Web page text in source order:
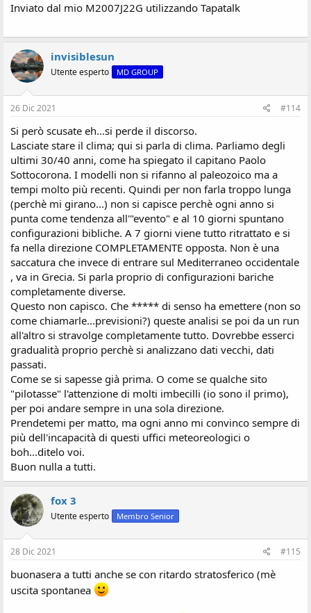
Inviato dal mio M2007J22G utilizzando Tapatalk
invisiblesun
Utente esperto MD GROUP
26 Dic 2021 #114
Si però scusate eh...si perde il discorso.
Lasciate stare il clima; qui si parla di clima. Parliamo degli
ultimi 30/40 anni, come ha spiegato il capitano Paolo
Sottocorona. I modelli non si rifanno al paleozoico ma a
tempi molto più recenti. Quindi per non farla troppo lunga
(perchè mi girano...) non si capisce perchè ogni anno si
punta come tendenza all'"evento" e al 10 giorni spuntano
configurazioni bibliche. A 7 giorni viene tutto ritrattato e si
fa nella direzione COMPLETAMENTE opposta. Non è una
saccatura che invece di entrare sul Mediterraneo occidentale
, va in Grecia. Si parla proprio di configurazioni bariche
completamente diverse.
Questo non capisco. Che ***** di senso ha emettere (non so
come chiamarle...previsioni?) queste analisi se poi da un run
all'altro si stravolge completamente tutto. Dovrebbe esserci
gradualità proprio perchè si analizzano dati vecchi, dati
passati.
Come se si sapesse già prima. O come se qualche sito
"pilotasse" l'attenzione di molti imbecilli (io sono il primo),
per poi andare sempre in una sola direzione.
Prendetemi per matto, ma ogni anno mi convinco sempre di
più dell'incapacità di questi uffici meteoreologici o
boh...ditelo voi.
Buon nulla a tutti.
fox 3
Utente esperto Membro Senior
28 Dic 2021 #115
buonasera a tutti anche se con ritardo stratosferico (mè
uscita spontanea